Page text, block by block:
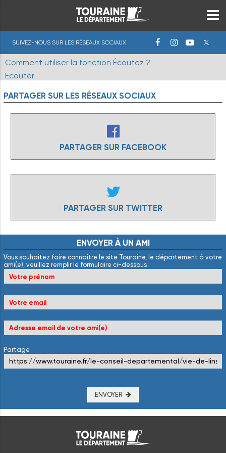
SUIVEZ-NOUS SUR LES RÉSEAUX SOCIAUX
Comment utiliser la fonction Écoutez ?
Ecouter
PARTAGER SUR LES RÉSEAUX SOCIAUX
PARTAGER SUR FACEBOOK
PARTAGER SUR TWITTER
ENVOYER À UN AMI
Vous souhaitez faire connaitre le site Touraine, le département à votre
ami(e), veuillez remplir le formulaire ci-dessous :
Partage
ENVOYER